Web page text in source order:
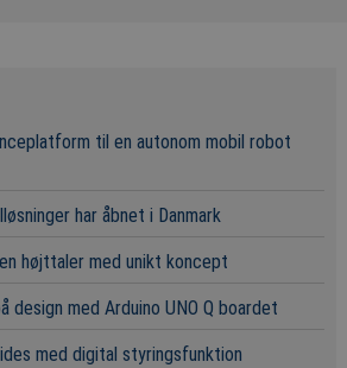
til en autonom mobil robot
har åbnet i Danmark
højttaler med unikt koncept
design med Arduino UNO Q boardet
med digital styringsfunktion